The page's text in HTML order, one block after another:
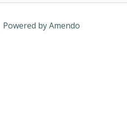
byAmendo